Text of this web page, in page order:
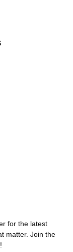
for the latest
matter. Join the